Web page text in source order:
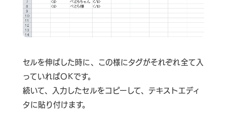
セルを伸ばした時に、この様にタグがそれぞれ全て入
っていればOKです。
続いて、入力したセルをコピーして、テキストエディ
タに貼り付けます。